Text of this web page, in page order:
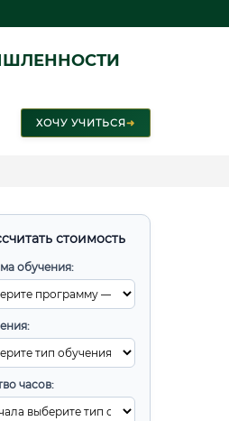
ХОЧУ УЧИТЬСЯ➜
стоимость
обучения:
часов: